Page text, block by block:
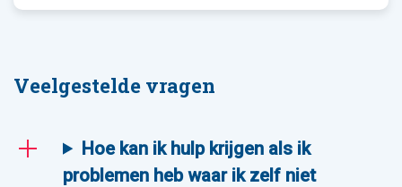
Veelgestelde vragen
Hoe kan ik hulp krijgen als ik
problemen heb waar ik zelf niet